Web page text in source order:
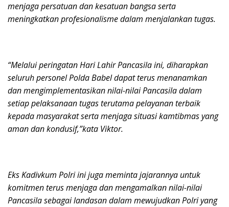
menjaga persatuan dan kesatuan bangsa serta
meningkatkan profesionalisme dalam menjalankan tugas.
“Melalui peringatan Hari Lahir Pancasila ini, diharapkan
seluruh personel Polda Babel dapat terus menanamkan
dan mengimplementasikan nilai-nilai Pancasila dalam
setiap pelaksanaan tugas terutama pelayanan terbaik
kepada masyarakat serta menjaga situasi kamtibmas yang
aman dan kondusif,”kata Viktor.
Eks Kadivkum Polri ini juga meminta jajarannya untuk
komitmen terus menjaga dan mengamalkan nilai-nilai
Pancasila sebagai landasan dalam mewujudkan Polri yang